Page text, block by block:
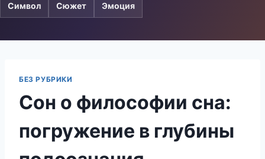
Символ Сюжет Эмоция
БЕЗ РУБРИКИ
Сон о философии сна:
погружение в глубины